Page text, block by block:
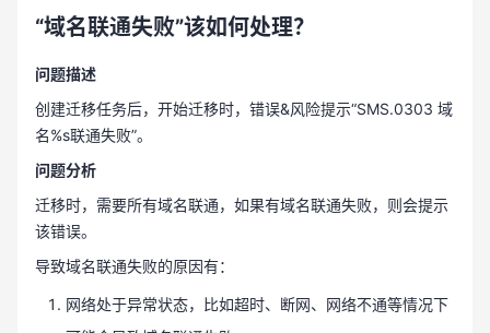
“域名联通失败”该如何处理？
问题描述
创建迁移任务后，开始迁移时，错误&风险提示“SMS.0303 域
名%s联通失败”。
问题分析
迁移时，需要所有域名联通，如果有域名联通失败，则会提示
该错误。
导致域名联通失败的原因有：
网络处于异常状态，比如超时、断网、网络不通等情况下